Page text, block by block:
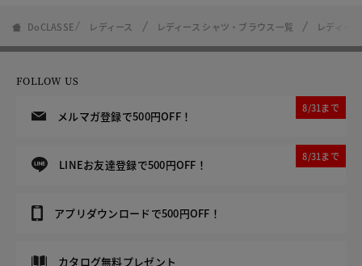
DoCLASSE レディース レディース シャツ・ブラウス一覧 レディー
FOLLOW US
メルマガ登録で500円OFF！
8/31まで
LINEお友達登録で500円OFF！
8/31まで
アプリダウンロードで500円OFF！
カタログ無料プレゼント